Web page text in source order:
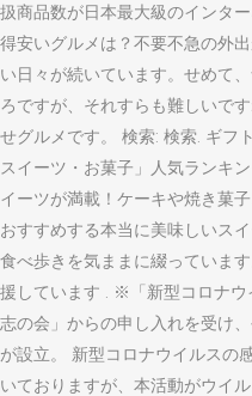
扱商品数が日本最大級のインタ
得安いグルメは？不要不急の外
い日々が続いています。せめて
ろですが、それすらも難しいで
せグルメです。 検索: 検索. ギフ
スイーツ・お菓子」人気ランキ
イーツが満載！ケーキや焼き菓
おすすめする本当に美味しいス
食べ歩きを気ままに綴っていま
援しています . ※「新型コロナ
志の会」からの申し入れを受け
が設立。 新型コロナウイルスの
いておりますが、本活動がウイ